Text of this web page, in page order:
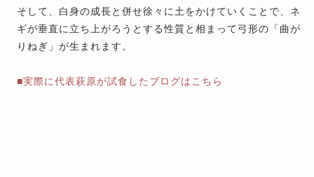
そして、白身の成長と併せ徐々に土をかけていくことで、ネ
ギが垂直に立ち上がろうとする性質と相まって弓形の「曲が
りねぎ」が生まれます。
■実際に代表萩原が試食したブログはこちら